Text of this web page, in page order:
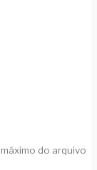
do arquivo